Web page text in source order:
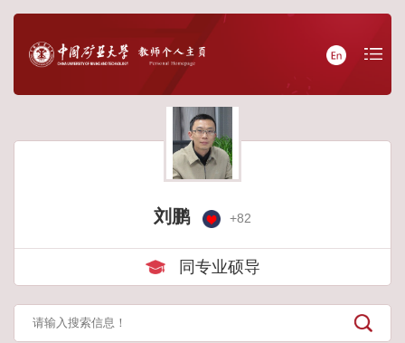
刘鹏 +82
同专业硕导